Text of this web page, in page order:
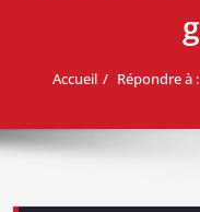
Accueil Répondre à